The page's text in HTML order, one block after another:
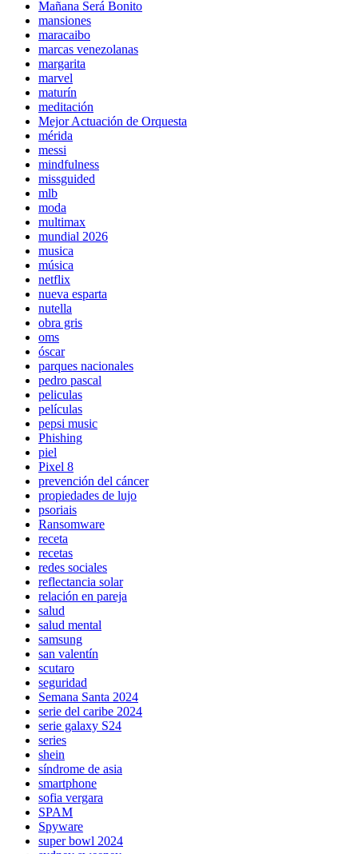
Mañana Será Bonito
mansiones
maracaibo
marcas venezolanas
margarita
marvel
maturín
meditación
Mejor Actuación de Orquesta
mérida
messi
mindfulness
missguided
mlb
moda
multimax
mundial 2026
musica
música
netflix
nueva esparta
nutella
obra gris
oms
óscar
parques nacionales
pedro pascal
peliculas
películas
pepsi music
Phishing
piel
Pixel 8
prevención del cáncer
propiedades de lujo
psoriais
Ransomware
receta
recetas
redes sociales
reflectancia solar
relación en pareja
salud
salud mental
samsung
san valentín
scutaro
seguridad
Semana Santa 2024
serie del caribe 2024
serie galaxy S24
series
shein
síndrome de asia
smartphone
sofia vergara
SPAM
Spyware
super bowl 2024